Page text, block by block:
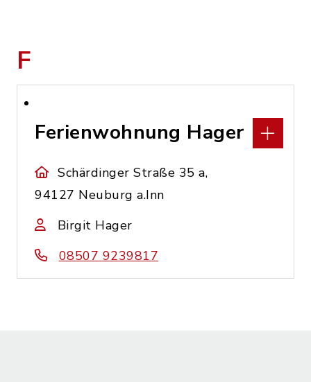
F
Ferienwohnung Hager
Schärdinger Straße 35 a,
94127 Neuburg a.Inn
Birgit Hager
08507 9239817